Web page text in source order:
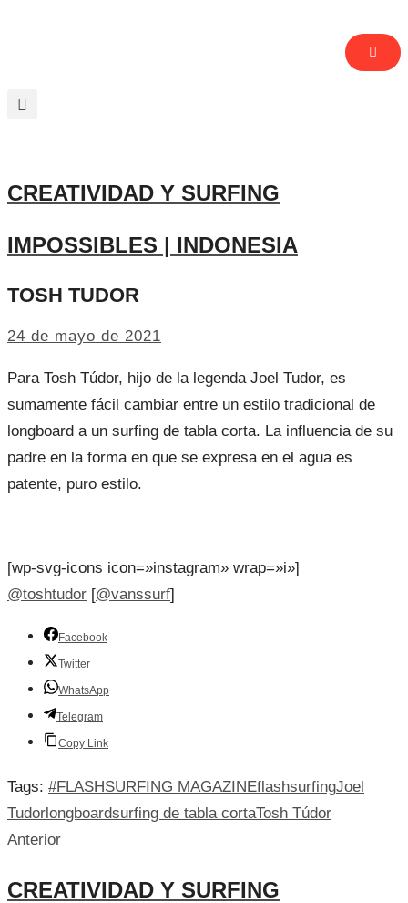
CREATIVIDAD Y SURFING
IMPOSSIBLES | INDONESIA
TOSH TUDOR
24 de mayo de 2021
Para Tosh Túdor, hijo de la legenda Joel Tudor, es
sumamente fácil cambiar entre un estilo tradicional de
longboard a un surfing de tabla corta. La influencia de su
padre en la forma en que se expresa en el agua es
patente, puro estilo.
[wp-svg-icons icon=»instagram» wrap=»i»]
@toshtudor [@vanssurf]
Facebook
Twitter
WhatsApp
Telegram
Copy Link
Tags: #FLASHSURFING MAGAZINEflashsurfingJoel
Tudorlongboardsurfing de tabla cortaTosh Túdor
Anterior
CREATIVIDAD Y SURFING